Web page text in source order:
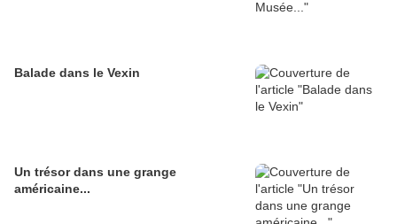
Balade dans le Vexin
Un trésor dans une grange
américaine...